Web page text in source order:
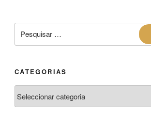
CATEGORIAS